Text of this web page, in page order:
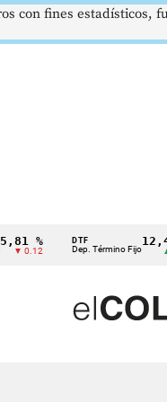
%
Dep. Término Fijo
12,48
▲
con fines